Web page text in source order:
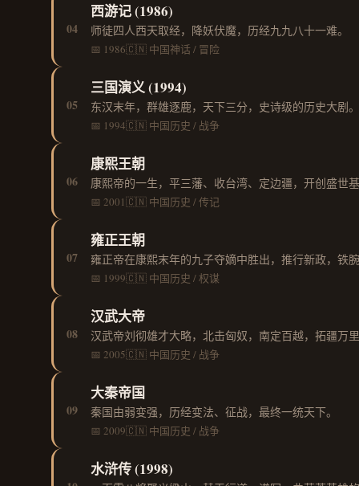
04
西游记 (1986)
师徒四人西天取经，降妖伏魔，历经九九八十一难。
📅 1986🇨🇳 中国神话 / 冒险
05
三国演义 (1994)
东汉末年，群雄逐鹿，天下三分，史诗级的历史大剧。
📅 1994🇨🇳 中国历史 / 战争
06
康熙王朝
康熙帝的一生，平三藩、收台湾、定边疆，开创盛世基
📅 2001🇨🇳 中国历史 / 传记
07
雍正王朝
雍正帝在康熙末年的九子夺嫡中胜出，推行新政，铁腕
📅 1999🇨🇳 中国历史 / 权谋
08
汉武大帝
汉武帝刘彻雄才大略，北击匈奴，南定百越，拓疆万里
📅 2005🇨🇳 中国历史 / 战争
09
大秦帝国
秦国由弱变强，历经变法、征战，最终一统天下。
📅 2009🇨🇳 中国历史 / 战争
水浒传 (1998)